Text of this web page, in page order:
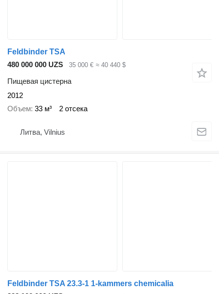
Feldbinder TSA
480 000 000 UZS
35 000 € ≈ 40 440 $
Пищевая цистерна
2012
Объем 33 м³ 2 отсека
Литва, Vilnius
Feldbinder TSA 23.3-1 1-kammers chemicalia